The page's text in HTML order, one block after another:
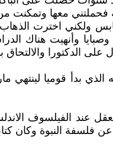
معها وتمكنت
ولكني اخترت
وأنهيت هناك
الدكتورا والالتحاق
بدأ قوميا
عند الفيلسوف
فلسفة النبوة وكان